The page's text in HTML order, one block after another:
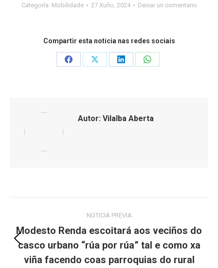
Categoría: Mobilidade 27 Xuño, 2024 Deixar un comentario
Compartir esta noticia nas redes sociais
Share
Share
Share
Share
Autor: Vilalba Aberta
navigation
NOTICIA PREVIA
Previous
post:
Modesto Renda escoitará aos veciños do
casco urbano “rúa por rúa” tal e como xa
viña facendo coas parroquias do rural